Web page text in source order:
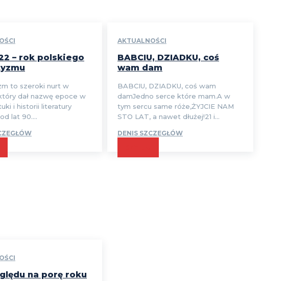
– rok polskiego
to szeroki nurt w
dał nazwę epoce w
i historii literatury
lat 90....
AKTUALNOŚCI
BABCIU, DZIADKU, coś
wam dam
BABCIU, DZIADKU, coś wam
damJedno serce które mam.A w
tym sercu same róże,ŻYJCIE NAM
STO LAT, a nawet dłużej!21 i...
DENIS SZCZEGŁÓW
na porę roku